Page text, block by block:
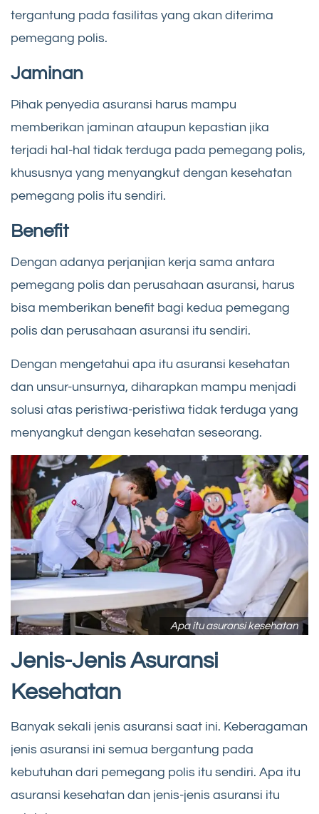
tergantung pada fasilitas yang akan diterima
pemegang polis.
Jaminan
Pihak penyedia asuransi harus mampu
memberikan jaminan ataupun kepastian jika
terjadi hal-hal tidak terduga pada pemegang polis,
khususnya yang menyangkut dengan kesehatan
pemegang polis itu sendiri.
Benefit
Dengan adanya perjanjian kerja sama antara
pemegang polis dan perusahaan asuransi, harus
bisa memberikan benefit bagi kedua pemegang
polis dan perusahaan asuransi itu sendiri.
Dengan mengetahui apa itu asuransi kesehatan
dan unsur-unsurnya, diharapkan mampu menjadi
solusi atas peristiwa-peristiwa tidak terduga yang
menyangkut dengan kesehatan seseorang.
Apa itu asuransi kesehatan
Jenis-Jenis Asuransi
Kesehatan
Banyak sekali jenis asuransi saat ini. Keberagaman
jenis asuransi ini semua bergantung pada
kebutuhan dari pemegang polis itu sendiri. Apa itu
asuransi kesehatan dan jenis-jenis asuransi itu